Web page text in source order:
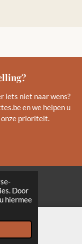
Door
hiermee
iets niet naar wens?
en we helpen u
onze prioriteit.